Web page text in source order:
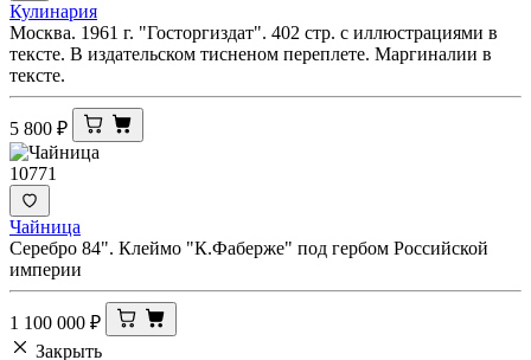
Кулинария
Москва. 1961 г. "Госторгиздат". 402 стр. с иллюстрациями в
тексте. В издательском тисненом переплете. Маргиналии в
тексте.
5 800 ₽
10771
Чайница
Серебро 84". Клеймо "К.Фаберже" под гербом Российской
империи
1 100 000 ₽
Закрыть